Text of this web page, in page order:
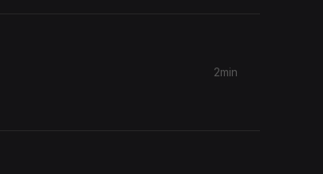
2min